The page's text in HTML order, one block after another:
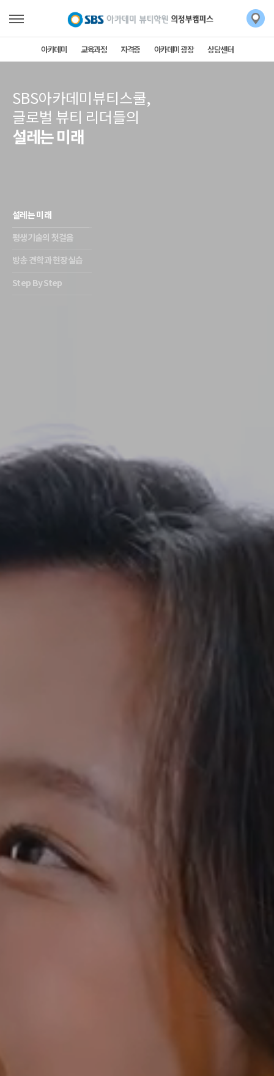
아카데미 교육과정 자격증 아카데미 광장 상담센터
SBS아카데미뷰티스쿨,
글로벌 뷰티 리더들의
설레는 미래
설레는 미래
평생기술의 첫걸음
방송 견학과 현장실습
Step By Step